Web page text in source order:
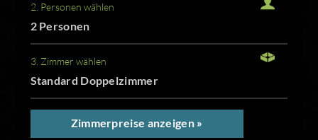
2. Personen wählen
2 Personen
3. Zimmer wählen
Standard Doppelzimmer
Zimmerpreise anzeigen »